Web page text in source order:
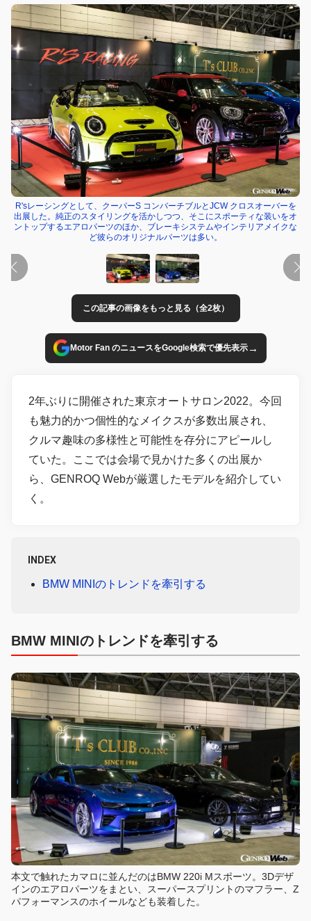
R'sレーシングとして、クーパーS コンバーチブルとJCW クロスオーバーを
出展した。純正のスタイリングを活かしつつ、そこにスポーティな装いをオ
ントップするエアロパーツのほか、ブレーキシステムやインテリアメイクな
ど彼らのオリジナルパーツは多い。
この記事の画像をもっと見る（全2枚）
Motor Fan のニュースをGoogle検索で優先表示→
2年ぶりに開催された東京オートサロン2022。今回
も魅力的かつ個性的なメイクスが多数出展され、
クルマ趣味の多様性と可能性を存分にアピールし
ていた。ここでは会場で見かけた多くの出展か
ら、GENROQ Webが厳選したモデルを紹介してい
く。
INDEX
BMW MINIのトレンドを牽引する
BMW MINIのトレンドを牽引する
本文で触れたカマロに並んだのはBMW 220i Mスポーツ。3Dデザ
インのエアロパーツをまとい、スーパースプリントのマフラー、Z
パフォーマンスのホイールなども装着した。